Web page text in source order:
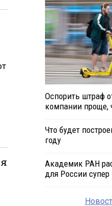
Оспорить штраф
компании проще,
Что будет
году
Академик РАН
для России